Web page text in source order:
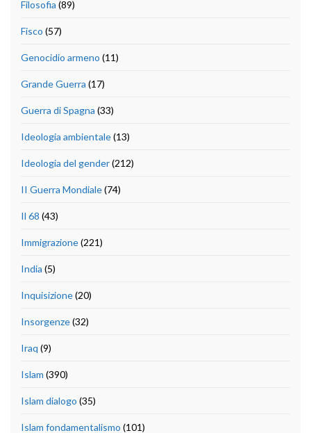
Filosofia (89)
Fisco (57)
Genocidio armeno (11)
Grande Guerra (17)
Guerra di Spagna (33)
Ideologia ambientale(13)
Ideologia del gender(212)
II Guerra Mondiale(74)
Il 68 (43)
Immigrazione(221)
India (5)
Inquisizione(20)
Insorgenze(32)
Iraq (9)
Islam (390)
Islam dialogo (35)
Islam fondamentalismo (101)